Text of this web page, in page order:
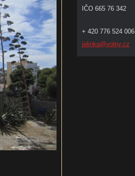
IČO 665 76 342
+ 420 776 524 006
jelinka@volny.cz